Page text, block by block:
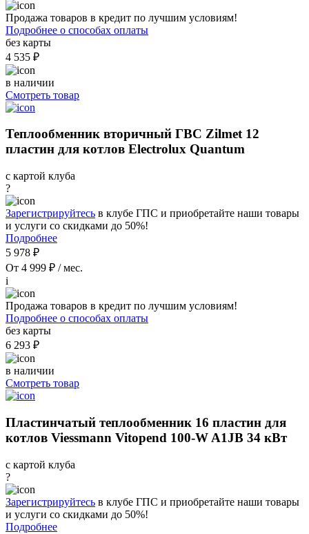
Продажа товаров в кредит по лучшим условиям!
Подробнее о способах оплаты
без карты
4 535 ₽
в наличии
Смотреть товар
Теплообменник вторичный ГВС Zilmet 12
пластин для котлов Electrolux Quantum
с картой клуба
?
Зарегистрируйтесь в клубе ГПС и приобретайте наши товары
и услуги со скидками до 50%!
Подробнее
5 978 ₽
От 4 999 ₽ / мес.
i
Продажа товаров в кредит по лучшим условиям!
Подробнее о способах оплаты
без карты
6 293 ₽
в наличии
Смотреть товар
Пластинчатый теплообменник 16 пластин для
котлов Viessmann Vitopend 100-W A1JB 34 кВт
с картой клуба
?
Зарегистрируйтесь в клубе ГПС и приобретайте наши товары
и услуги со скидками до 50%!
Подробнее